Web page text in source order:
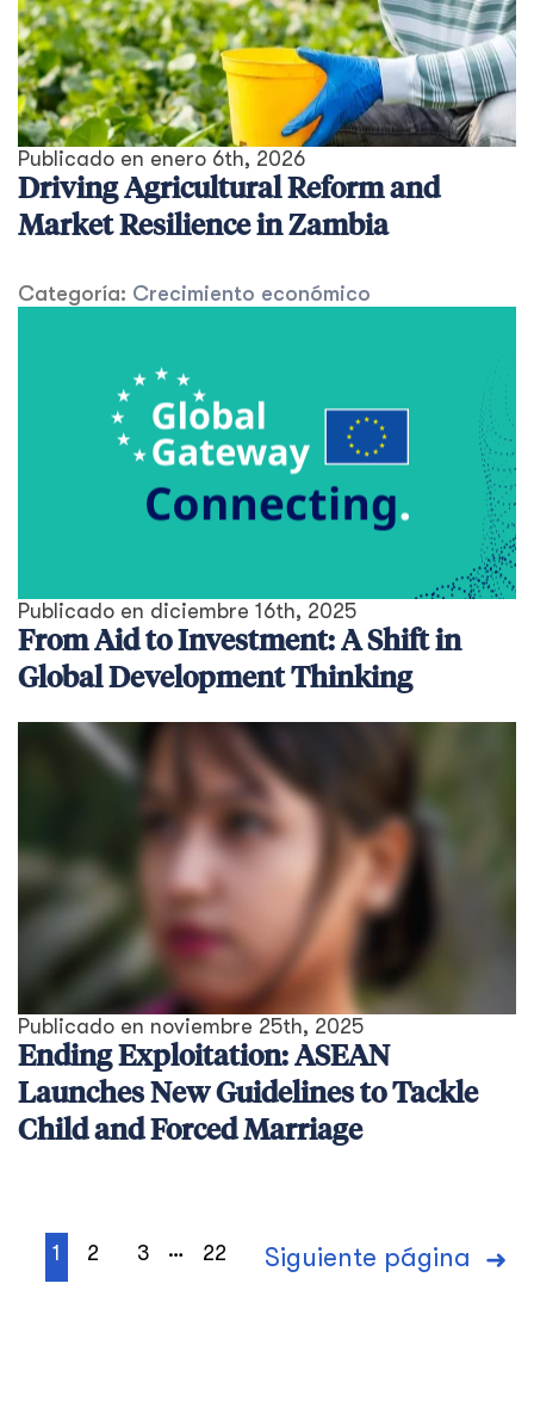
Publicado en enero 6th, 2026
Driving Agricultural Reform and
Market Resilience in Zambia
Categoría: Crecimiento económico
Publicado en diciembre 16th, 2025
From Aid to Investment: A Shift in
Global Development Thinking
Publicado en noviembre 25th, 2025
Ending Exploitation: ASEAN
Launches New Guidelines to Tackle
Child and Forced Marriage
1 2 3 … 22 Siguiente página